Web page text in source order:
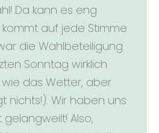
Da kann es eng
auf jede Stimme
die Wahlbeteiligung
Sonntag wirklich
das Wetter, aber
nichts!). Wir haben uns
Also,